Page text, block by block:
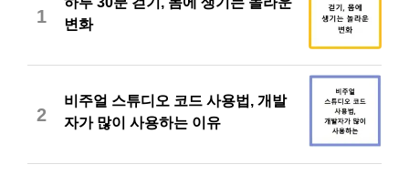
1
변화
2
비주얼 스튜디오 코드 사용법, 개발
자가 많이 사용하는 이유